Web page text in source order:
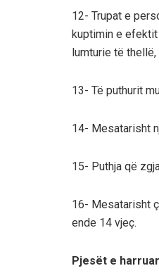
12- Trupat e
kuptimin e efektit
lumturie të
13- Të puthurit
14- Mesatarisht
15- Puthja që
16- Mesatarisht
ende 14 vjeç.
Pjesët e